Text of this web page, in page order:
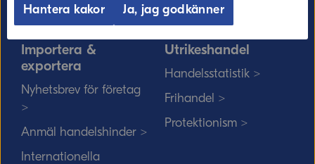
och EU-rätten >
Importera &
exportera
Nyhetsbrev för företag
>
Anmäl handelshinder >
Internationella
Utrikeshandel
Handelsstatistik >
Frihandel >
Protektionism >
Hantera kakor Ja, jag godkänner